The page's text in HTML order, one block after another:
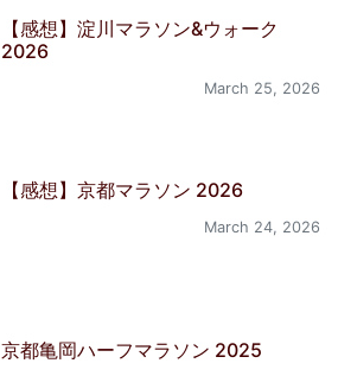
【感想】淀川マラソン&ウォーク
2026
March 25, 2026
【感想】京都マラソン 2026
March 24, 2026
京都亀岡ハーフマラソン 2025